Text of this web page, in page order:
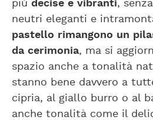
più decise e vibranti,
neutri eleganti e
pastello rimangono un
da cerimonia, ma si
spazio anche a tonalità
stanno bene davvero a
cipria, al giallo burro o al
anche tonalità come il